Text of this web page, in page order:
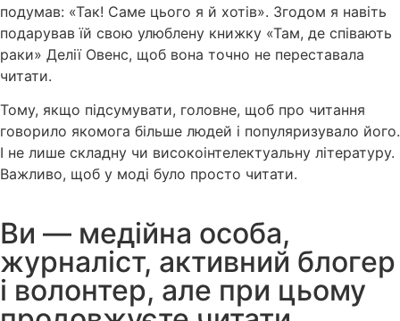
подумав: «Так! Саме цього я й хотів». Згодом я навіть
подарував їй свою улюблену книжку «Там, де співають
раки» Делії Овенс, щоб вона точно не переставала
читати.
Тому, якщо підсумувати, головне, щоб про читання
говорило якомога більше людей і популяризувало його.
І не лише складну чи високоінтелектуальну літературу.
Важливо, щоб у моді було просто читати.
Ви — медійна особа,
журналіст, активний блогер
і волонтер, але при цьому